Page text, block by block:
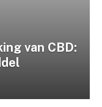
van CBD: